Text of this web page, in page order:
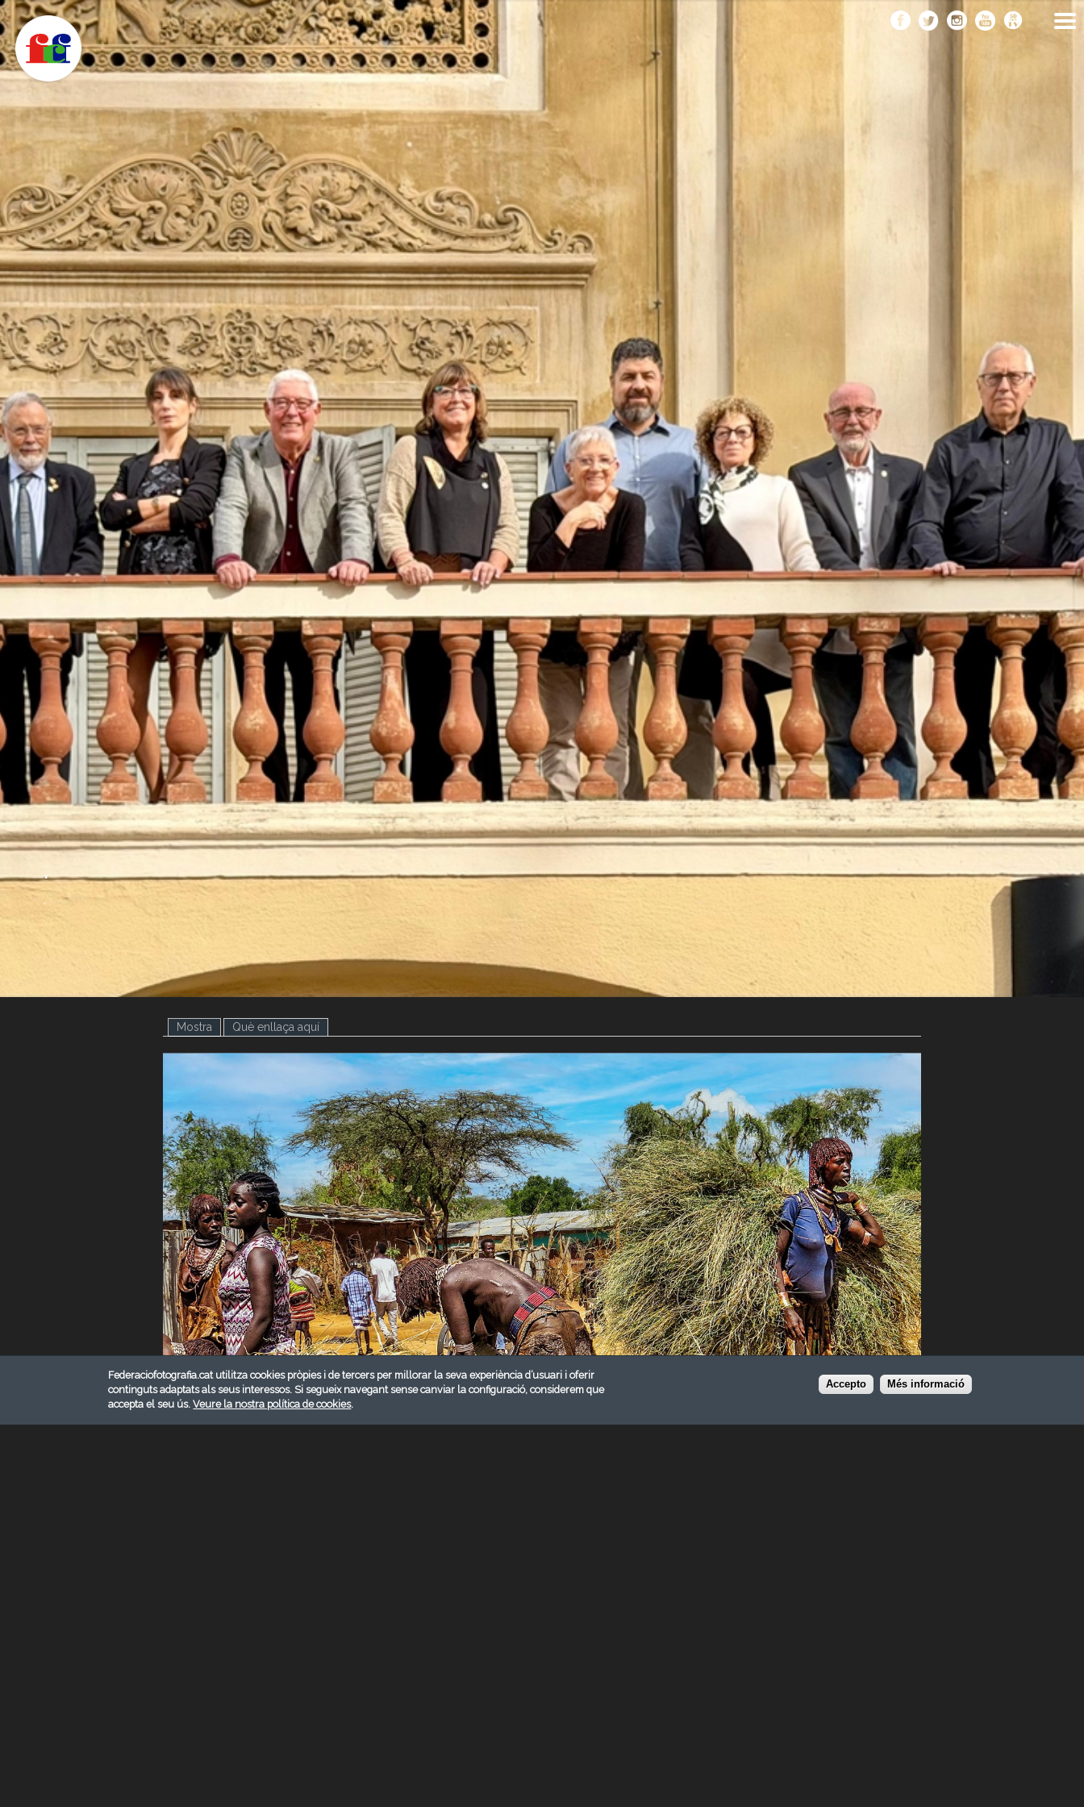
Vés
al
contingut
F
C
F
.
.
Mostra (pestanya activa)
Què enllaça aquí
Federaciofotografia.cat utilitza cookies pròpies i de tercers per millorar la seva experiència d’usuari i oferir
continguts adaptats als seus interessos. Si segueix navegant sense canviar la configuració, considerem que
accepta el seu ús.Veure la nostra política de cookies.
Accepto Més informació